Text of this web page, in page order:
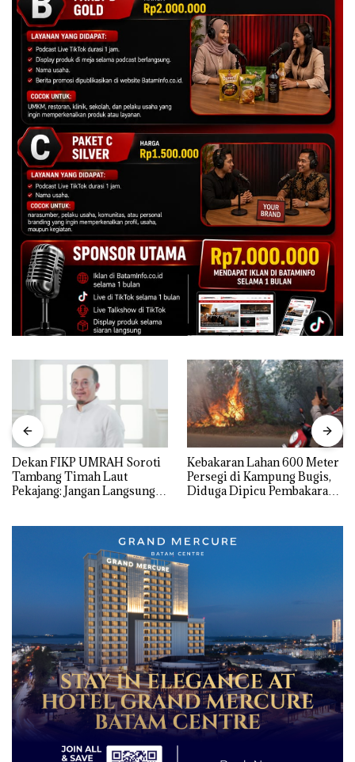
Dekan FIKP UMRAH Soroti
Tambang Timah Laut
Pekajang: Jangan Langsung
Kebakaran Lahan 600 Meter
Persegi di Kampung Bugis,
Diduga Dipicu Pembakaran